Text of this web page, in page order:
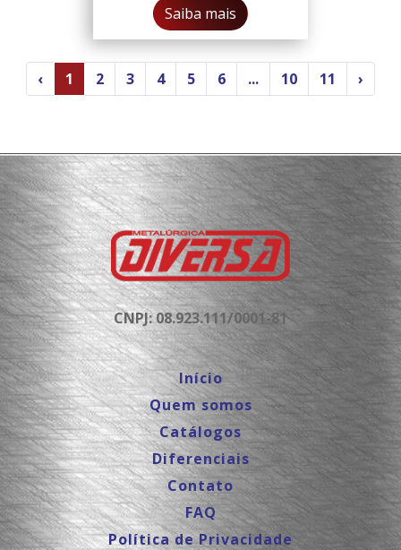
Saiba mais
‹ 1 2 3 4 5 6 ... 10 11 ›
CNPJ: 08.923.111/0001-81
Início
Quem somos
Catálogos
Diferenciais
Contato
FAQ
Política de Privacidade